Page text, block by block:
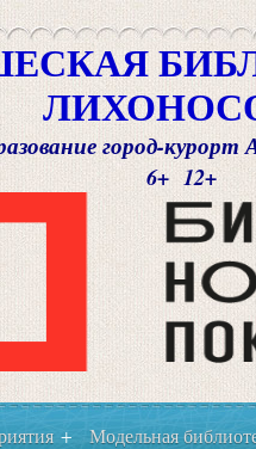
город-
6+ 12+
+ Модельная